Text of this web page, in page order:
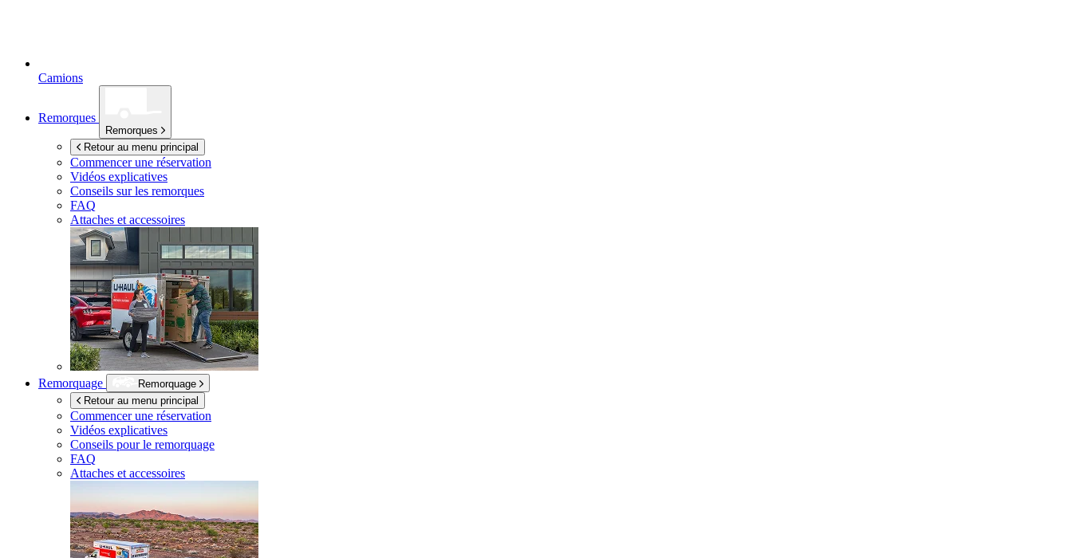
Camions
Remorques
Remorques
Retour au menu principal
Commencer une réservation
Vidéos explicatives
Conseils sur les remorques
FAQ
Attaches et accessoires
Remorquage
Remorquage
Retour au menu principal
Commencer une réservation
Vidéos explicatives
Conseils pour le remorquage
FAQ
Attaches et accessoires